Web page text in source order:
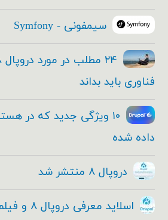
سیمفونی - Symfony
فناوری باید بداند
داده شده
دروپال ۸ منتشر شد